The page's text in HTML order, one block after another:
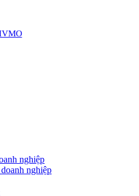
nghiệp
nghiệp